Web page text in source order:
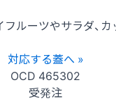
ルーツやサラダ、
対応する蓋へ »
OCD 465302
受発注